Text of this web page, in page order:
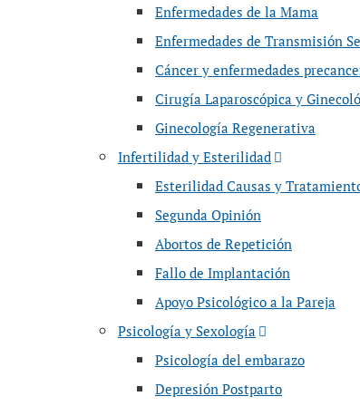
Enfermedades de la Mama
Enfermedades de Transmisión
Cáncer y enfermedades
Cirugía Laparoscópica y
Ginecología Regenerativa
Infertilidad y Esterilidad
Esterilidad Causas y
Segunda Opinión
Abortos de Repetición
Fallo de Implantación
Apoyo Psicológico a la Pareja
Psicología y Sexología
Psicología del embarazo
Depresión Postparto